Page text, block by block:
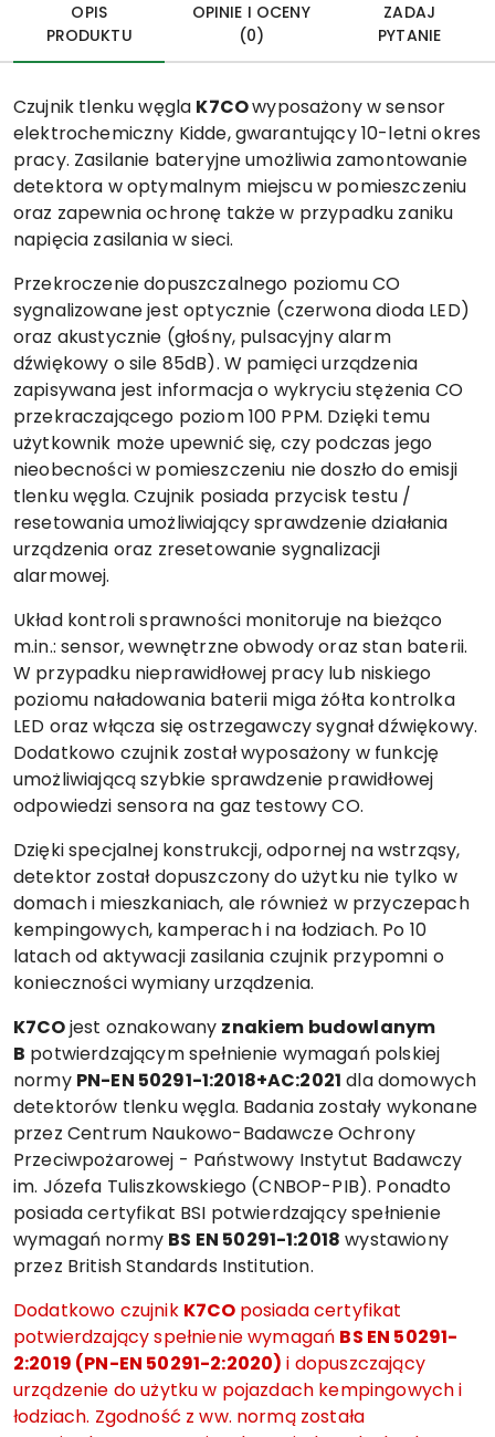
OPIS
PRODUKTU
OPINIE I OCENY
(0)
ZADAJ
PYTANIE
Czujnik tlenku węgla K7COwyposażony w sensor
elektrochemiczny Kidde, gwarantujący 10-letni okres
pracy. Zasilanie bateryjne umożliwia zamontowanie
detektora w optymalnym miejscu w pomieszczeniu
oraz zapewnia ochronę także w przypadku zaniku
napięcia zasilania w sieci.
Przekroczenie dopuszczalnego poziomu CO
sygnalizowane jest optycznie (czerwona dioda LED)
oraz akustycznie (głośny, pulsacyjny alarm
dźwiękowy o sile 85dB). W pamięci urządzenia
zapisywana jest informacja o wykryciu stężenia CO
przekraczającego poziom 100 PPM. Dzięki temu
użytkownik może upewnić się, czy podczas jego
nieobecności w pomieszczeniu nie doszło do emisji
tlenku węgla. Czujnik posiada przycisk testu /
resetowania umożliwiający sprawdzenie działania
urządzenia oraz zresetowanie sygnalizacji
alarmowej.
Układ kontroli sprawności monitoruje na bieżąco
m.in.: sensor, wewnętrzne obwody oraz stan baterii.
W przypadku nieprawidłowej pracy lub niskiego
poziomu naładowania baterii miga żółta kontrolka
LED oraz włącza się ostrzegawczy sygnał dźwiękowy.
Dodatkowo czujnik został wyposażony w funkcję
umożliwiającą szybkie sprawdzenie prawidłowej
odpowiedzi sensora na gaz testowy CO.
Dzięki specjalnej konstrukcji, odpornej na wstrząsy,
detektor został dopuszczony do użytku nie tylko w
domach i mieszkaniach, ale również w przyczepach
kempingowych, kamperach i na łodziach. Po 10
latach od aktywacji zasilania czujnik przypomni o
konieczności wymiany urządzenia.
K7COjest oznakowany znakiem budowlanym
B potwierdzającym spełnienie wymagań polskiej
normy PN-EN 50291-1:2018+AC:2021 dla domowych
detektorów tlenku węgla. Badania zostały wykonane
przez Centrum Naukowo-Badawcze Ochrony
Przeciwpożarowej - Państwowy Instytut Badawczy
im. Józefa Tuliszkowskiego (CNBOP-PIB). Ponadto
posiada certyfikat BSI potwierdzający spełnienie
wymagań normy BS EN 50291-1:2018 wystawiony
przez British Standards Institution.
Dodatkowo czujnik K7CO posiada certyfikat
potwierdzający spełnienie wymagań BS EN 50291-
2:2019 (PN-EN 50291-2:2020) i dopuszczający
urządzenie do użytku w pojazdach kempingowych i
łodziach. Zgodność z ww. normą została